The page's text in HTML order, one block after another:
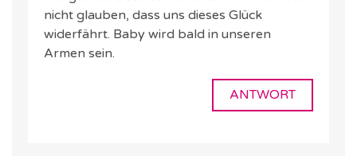
nicht glauben, dass uns dieses Glück
widerfährt. Baby wird bald in unseren
Armen sein.
ANTWORT